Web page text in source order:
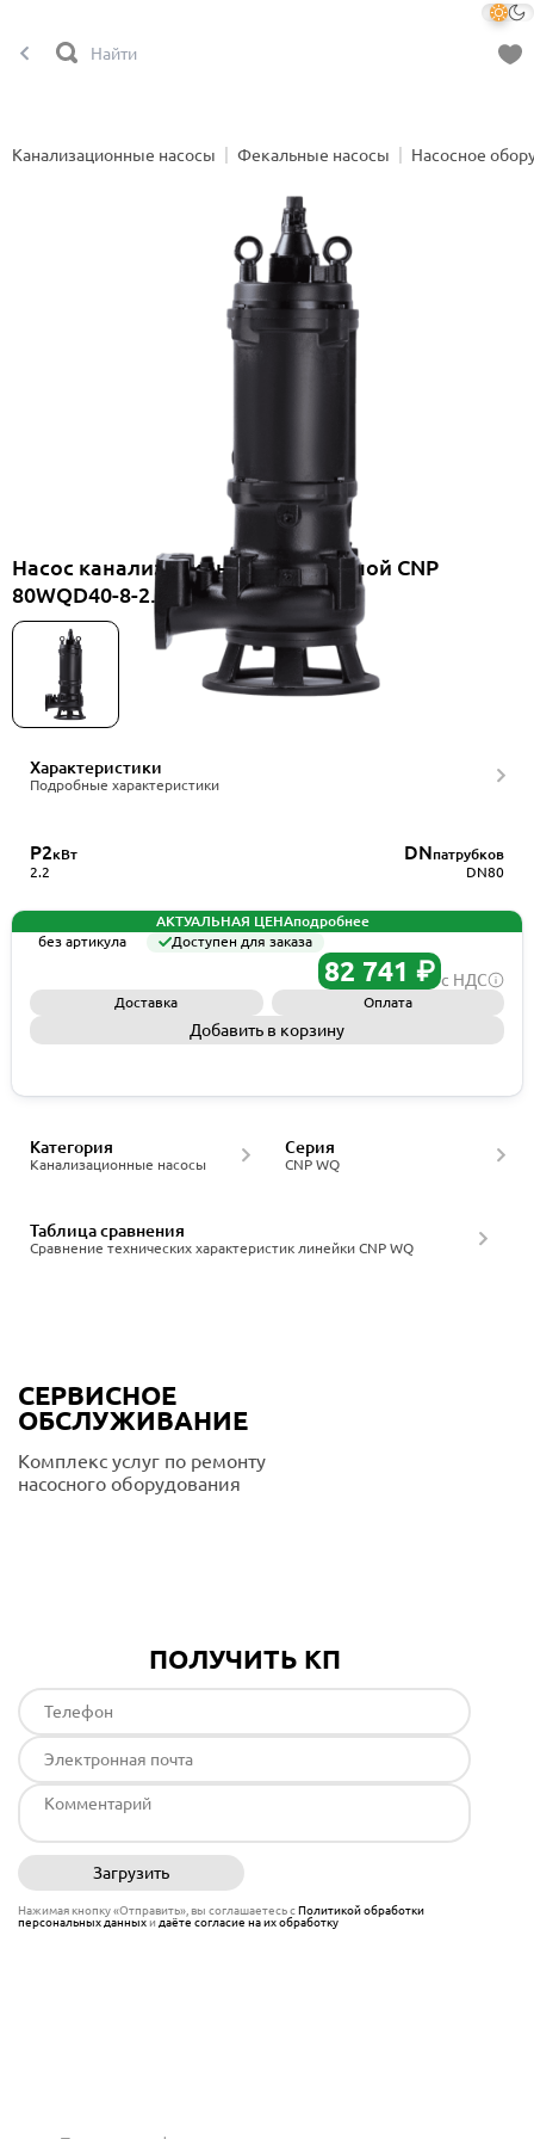
Канализационные насосы Фекальные насосы Насосное
Насос канализационный погружной CNP
80WQD40-8-2.2ES(I)+HS80WQ
Характеристики
Подробные характеристики
P2кВт
2.2
DNпатрубков
DN80
АКТУАЛЬНАЯ ЦЕНАподробнее
без артикула
Доступен для заказа
82 741 ₽ с НДС
Доставка Оплата
Добавить в корзину
Канализационные насосы
Категория
CNP WQ
Серия
Сравнение технических характеристик линейки CNP WQ
Таблица сравнения
СЕРВИСНОЕ
ОБСЛУЖИВАНИЕ
Комплекс услуг по ремонту
насосного оборудования
ПОЛУЧИТЬ КП
Загрузить
Нажимая кнопку «Отправить», вы соглашаетесь сПолитикой обработки
персональных данныхи даёте согласие на их обработку